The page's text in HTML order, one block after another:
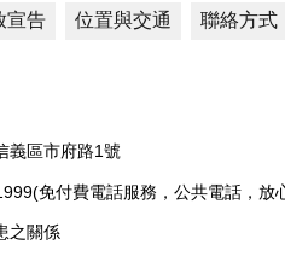
宣告 位置與交通 聯絡方式
義區市府路1號
免付費電話服務，公共電話，放
之關係